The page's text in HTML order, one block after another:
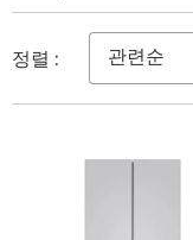
정렬 :